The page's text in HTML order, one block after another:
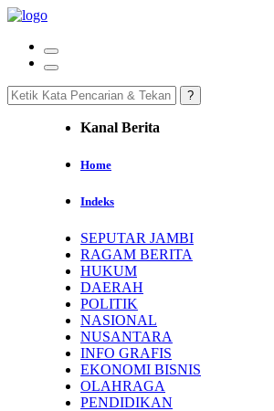
Kanal Berita
Home
Indeks
SEPUTAR JAMBI
RAGAM BERITA
HUKUM
DAERAH
POLITIK
NASIONAL
NUSANTARA
INFO GRAFIS
EKONOMI BISNIS
OLAHRAGA
PENDIDIKAN